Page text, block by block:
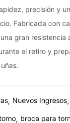
precisión y
Fabricada con
gran resistencia
el retiro y
Nuevos Ingresos
broca para